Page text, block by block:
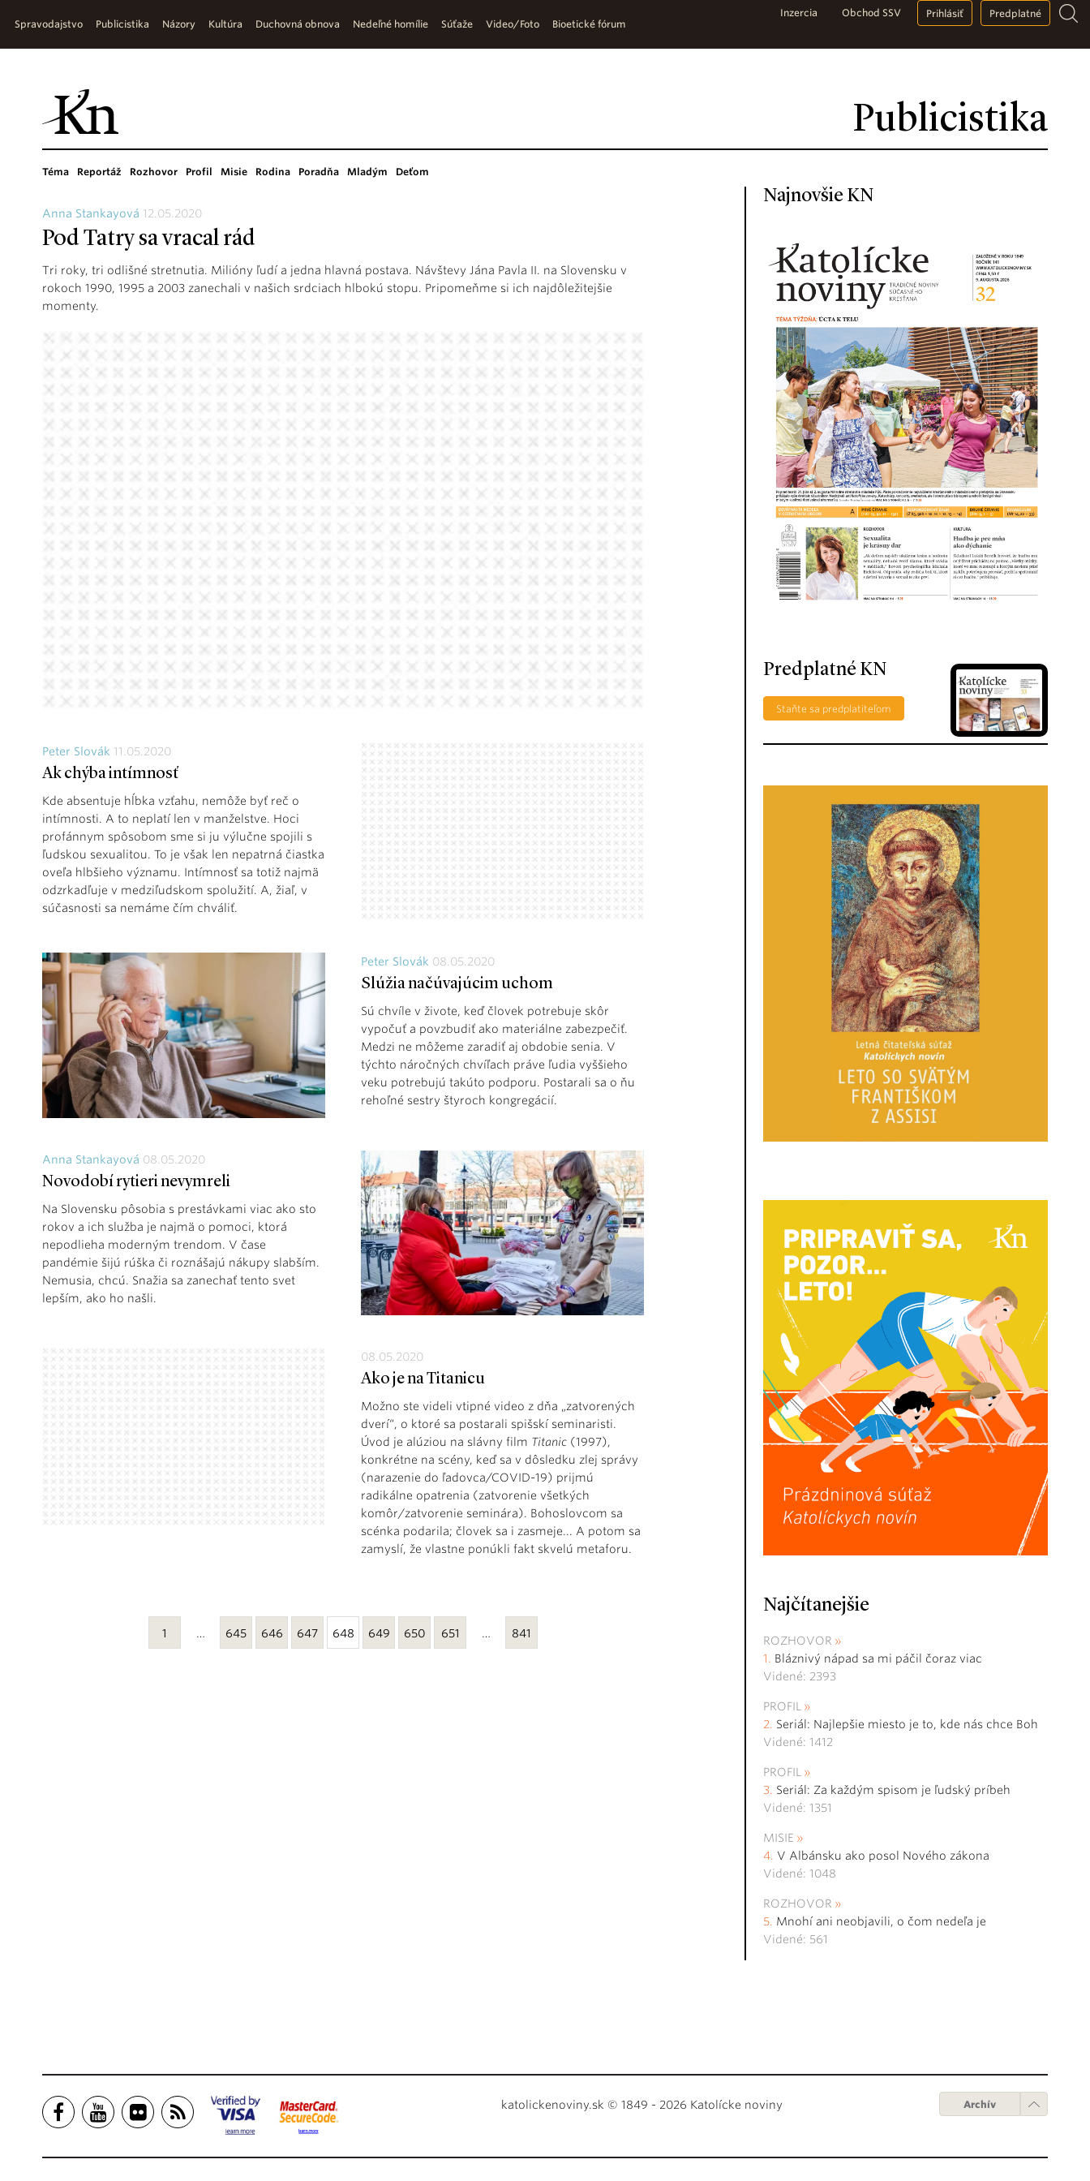
Publicistika
Spravodajstvo Publicistika Názory Kultúra Duchovná obnova Nedeľné homílie Súťaže Video/Foto Bioetické fórum
Inzercia Obchod SSV Prihlásiť Predplatné
Téma Reportáž Rozhovor Profil Misie Rodina Poradňa Mladým Deťom
Anna Stankayová 12.05.2020
Pod Tatry sa vracal rád
Tri roky, tri odlišné stretnutia. Milióny ľudí a jedna hlavná postava. Návštevy Jána Pavla II. na Slovensku v
rokoch 1990, 1995 a 2003 zanechali v našich srdciach hlbokú stopu. Pripomeňme si ich najdôležitejšie
momenty.
Peter Slovák 11.05.2020
Ak chýba intímnosť
Kde absentuje hĺbka vzťahu, nemôže byť reč o
intímnosti. A to neplatí len v manželstve. Hoci
profánnym spôsobom sme si ju výlučne spojili s
ľudskou sexualitou. To je však len nepatrná čiastka
oveľa hlbšieho významu. Intímnosť sa totiž najmä
odzrkadľuje v medziľudskom spolužití. A, žiaľ, v
súčasnosti sa nemáme čím chváliť.
Peter Slovák 08.05.2020
Slúžia načúvajúcim uchom
Sú chvíle v živote, keď človek potrebuje skôr
vypočuť a povzbudiť ako materiálne zabezpečiť.
Medzi ne môžeme zaradiť aj obdobie senia. V
týchto náročných chvíľach práve ľudia vyššieho
veku potrebujú takúto podporu. Postarali sa o ňu
rehoľné sestry štyroch kongregácií.
Anna Stankayová 08.05.2020
Novodobí rytieri nevymreli
Na Slovensku pôsobia s prestávkami viac ako sto
rokov a ich služba je najmä o pomoci, ktorá
nepodlieha moderným trendom. V čase
pandémie šijú rúška či roznášajú nákupy slabším.
Nemusia, chcú. Snažia sa zanechať tento svet
lepším, ako ho našli.
08.05.2020
Ako je na Titanicu
Možno ste videli vtipné video z dňa „zatvorených
dverí“, o ktoré sa postarali spišskí seminaristi.
Úvod je alúziou na slávny film Titanic (1997),
konkrétne na scény, keď sa v dôsledku zlej správy
(narazenie do ľadovca/COVID-19) prijmú
radikálne opatrenia (zatvorenie všetkých
komôr/zatvorenie seminára). Bohoslovcom sa
scénka podarila; človek sa i zasmeje... A potom sa
zamyslí, že vlastne ponúkli fakt skvelú metaforu.
1 … 645 646 647 648 649 650 651 … 841
Najnovšie KN
Predplatné KN
Staňte sa predplatiteľom
Najčítanejšie
ROZHOVOR
Bláznivý nápad sa mi páčil čoraz viac
Videné: 2393
PROFIL
Seriál: Najlepšie miesto je to, kde nás chce Boh
Videné: 1412
PROFIL
Seriál: Za každým spisom je ľudský príbeh
Videné: 1351
MISIE
V Albánsku ako posol Nového zákona
Videné: 1048
ROZHOVOR
Mnohí ani neobjavili, o čom nedeľa je
Videné: 561
katolickenoviny.sk © 1849 - 2026 Katolícke noviny Archív